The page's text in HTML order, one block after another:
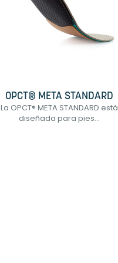
OPCT® META STANDARD
La OPCT® META STANDARD está
diseñada para pies...